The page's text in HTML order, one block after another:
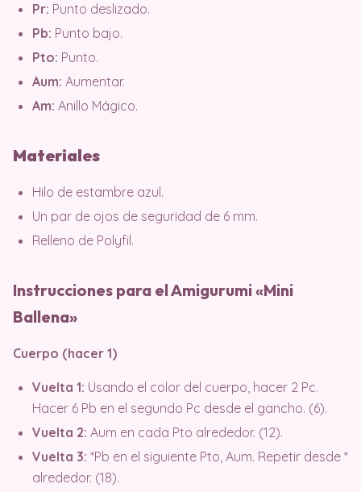
Pr: Punto deslizado.
Pb: Punto bajo.
Pto: Punto.
Aum: Aumentar.
Am: Anillo Mágico.
Materiales
Hilo de estambre azul.
Un par de ojos de seguridad de 6 mm.
Relleno de Polyfil.
Instrucciones para el Amigurumi «Mini
Ballena»
Cuerpo (hacer 1)
Vuelta 1: Usando el color del cuerpo, hacer 2 Pc.
Hacer 6 Pb en el segundo Pc desde el gancho. (6).
Vuelta 2: Aum en cada Pto alrededor. (12).
Vuelta 3: *Pb en el siguiente Pto, Aum. Repetir desde *
alrededor. (18).